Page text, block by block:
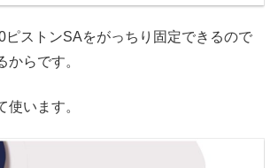
ピストンSAをがっちり固定できるので
からです。
使います。